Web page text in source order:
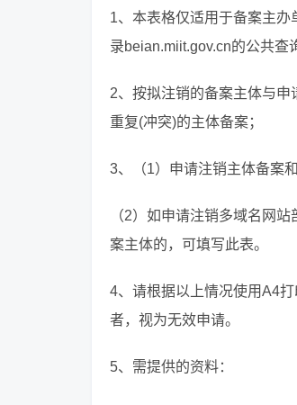
1、本表格仅适用于备案主
录beian.miit.gov.cn的公共查
2、按拟注销的备案主体与
重复(冲突)的主体备案；
3、（1）申请注销主体备案
（2）如申请注销多域名网
案主体的，可填写此表。
4、请根据以上情况使用A4
者，视为无效申请。
5、需提供的资料：